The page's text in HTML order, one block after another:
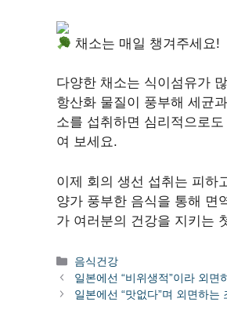
채소는 매일 챙겨주세요!
다양한 채소는 식이섬유가
항산화 물질이 풍부해 세균
소를 섭취하면 심리적으로
여 보세요.
이제 회의 생선 섭취는 피하
양가 풍부한 음식을 통해 면
가 여러분의 건강을 지키는
카
테
고
음식건강
일본에선 “비위생적”이라 외
일본에선 “맛없다”며 외면하